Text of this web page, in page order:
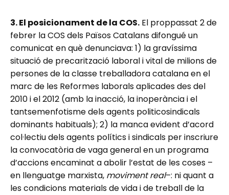
3. El posicionament de la COS. El proppassat 2 de
febrer la COS dels Països Catalans difongué un
comunicat en què denunciava: 1) la gravíssima
situació de precarització laboral i vital de milions de
persones de la classe treballadora catalana en el
marc de les Reformes laborals aplicades des del
2010 i el 2012 (amb la inacció, la inoperància i el
tantsemenfotisme dels agents politicosindicals
dominants habituals); 2) la manca evident d’acord
col·lectiu dels agents polítics i sindicals per inscriure
la convocatòria de vaga general en un programa
d’accions encaminat a abolir l’estat de les coses –
en llenguatge marxista, moviment real–: ni quant a
les condicions materials de vida i de treball de la